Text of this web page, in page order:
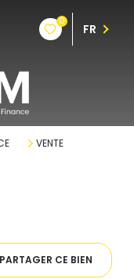
0
FR
VENTE
PARTAGER CE BIEN